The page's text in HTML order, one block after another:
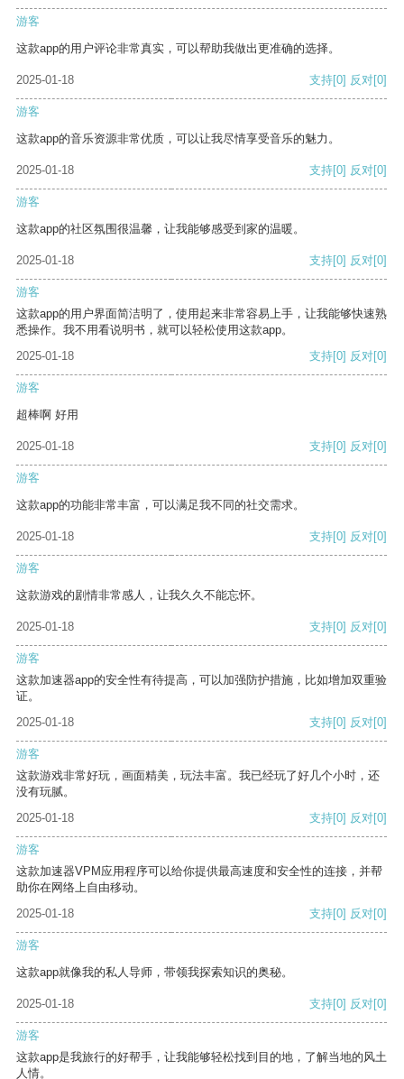
游客
这款app的用户评论非常真实，可以帮助我做出更准确的选择。
2025-01-18 支持[0] 反对[0]
游客
这款app的音乐资源非常优质，可以让我尽情享受音乐的魅力。
2025-01-18 支持[0] 反对[0]
游客
这款app的社区氛围很温馨，让我能够感受到家的温暖。
2025-01-18 支持[0] 反对[0]
游客
这款app的用户界面简洁明了，使用起来非常容易上手，让我能够快速熟
悉操作。我不用看说明书，就可以轻松使用这款app。
2025-01-18
支持[0] 反对[0]
游客
超棒啊 好用
2025-01-18 支持[0] 反对[0]
游客
这款app的功能非常丰富，可以满足我不同的社交需求。
2025-01-18 支持[0] 反对[0]
游客
这款游戏的剧情非常感人，让我久久不能忘怀。
2025-01-18 支持[0] 反对[0]
游客
这款加速器app的安全性有待提高，可以加强防护措施，比如增加双重验
证。
2025-01-18
支持[0] 反对[0]
游客
这款游戏非常好玩，画面精美，玩法丰富。我已经玩了好几个小时，还
没有玩腻。
2025-01-18
支持[0] 反对[0]
游客
这款加速器VPM应用程序可以给你提供最高速度和安全性的连接，并帮
助你在网络上自由移动。
2025-01-18
支持[0] 反对[0]
游客
这款app就像我的私人导师，带领我探索知识的奥秘。
2025-01-18 支持[0] 反对[0]
游客
这款app是我旅行的好帮手，让我能够轻松找到目的地，了解当地的风土
人情。